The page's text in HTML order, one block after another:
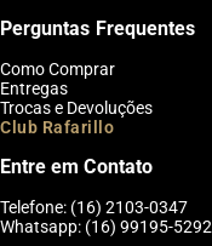
Perguntas Frequentes
Como Comprar
Entregas
Trocas e Devoluções
Club Rafarillo
Entre em Contato
Telefone: (16) 2103-0347
Whatsapp: (16) 99195-5292